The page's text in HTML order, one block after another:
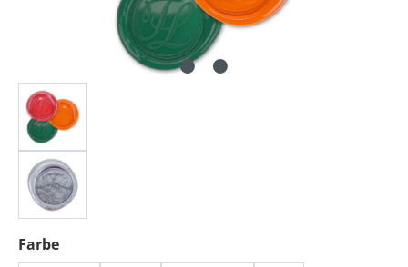
Farbeauswählen